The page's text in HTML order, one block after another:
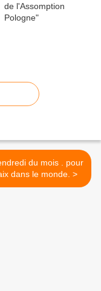
du mois . pour
la paix dans le monde. >